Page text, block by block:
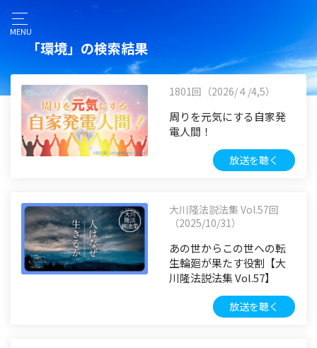
MENU
「環境」の検索結果
1801回（2026/４/4,5）
周りを元気にする自家発
電人間！
放送を聴く
大川隆法説法集 Vol.57回
（2025/10/31）
あの世からこの世への転
生輪廻が果たす役割【大
川隆法説法集 Vol.57】
放送を聴く